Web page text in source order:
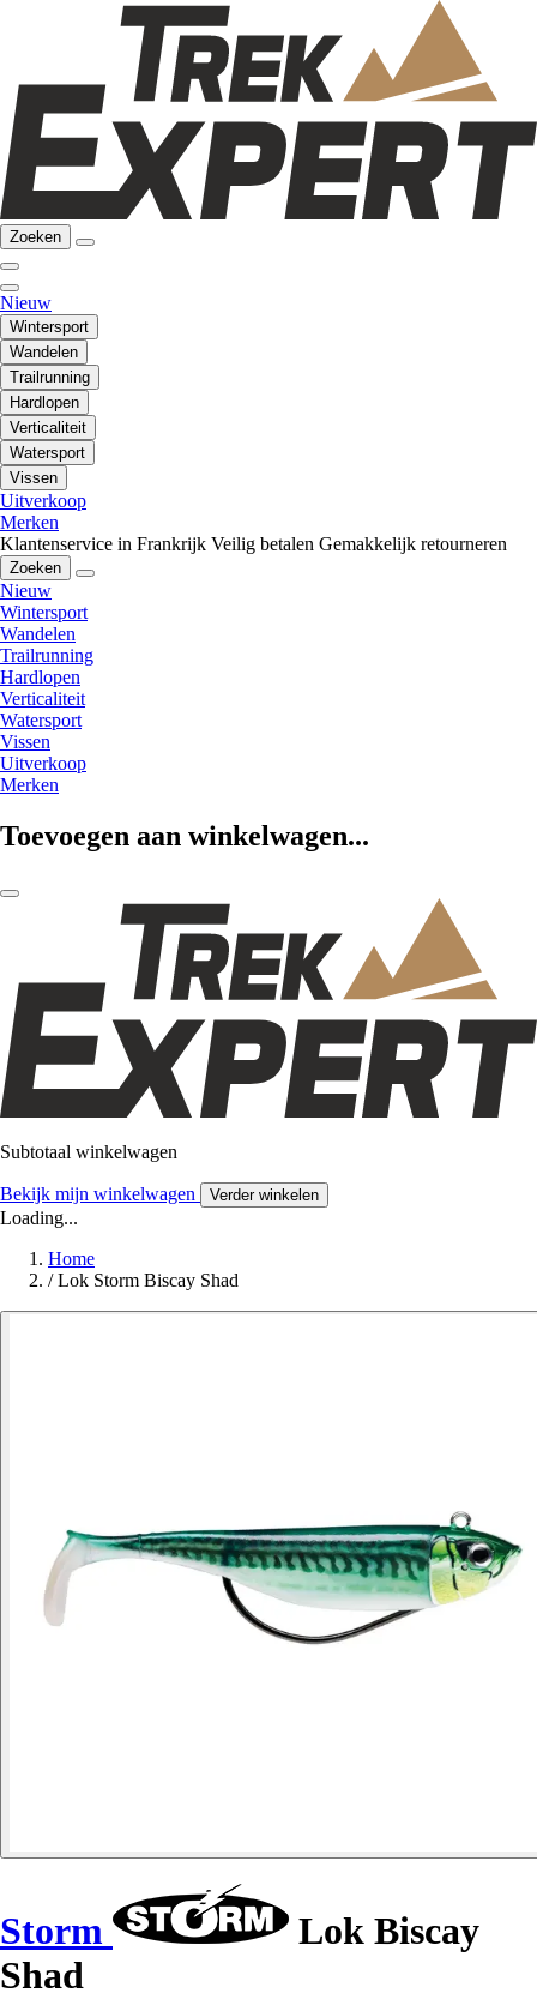
Zoeken
Nieuw
Wintersport
Wandelen
Trailrunning
Hardlopen
Verticaliteit
Watersport
Vissen
Uitverkoop
Merken
Klantenservice in Frankrijk Veilig betalen Gemakkelijk retourneren
Zoeken
Nieuw
Wintersport
Wandelen
Trailrunning
Hardlopen
Verticaliteit
Watersport
Vissen
Uitverkoop
Merken
Toevoegen aan winkelwagen...
Subtotaal winkelwagen
Bekijk mijn winkelwagen Verder winkelen
Loading...
Home
/ Lok Storm Biscay Shad
Storm
Lok Biscay
Shad